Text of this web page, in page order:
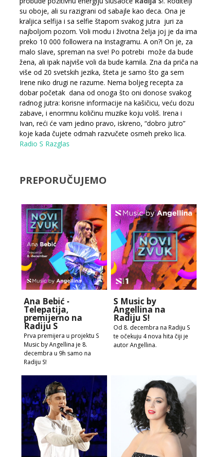
su oboje, ali su razigrani od sabajle kao deca. Ona je
kraljica selfija i sa selfie štapom svakog jutra juri za
najboljom pozom. Voli modu i životna želja joj je da ima
preko 10 000 followera na Instagramu. A on?! On je, za
malo slave, spreman na sve! Po potrebi može da bude
žena, ali ipak najviše voli da bude kamila. Zna da priča na
više od 20 svetskih jezika, šteta je samo što ga sem
Irene niko drugi ne razume. Nema boljeg recepta za
dobar početak dana od onoga što oni donose svakog
radnog jutra: korisne informacije na kašičicu, veću dozu
zabave, i enormnu količinu muzike koju voliš. Irena i
Ivan, reći će vam jedino pravo, iskreno, “dobro jutro”
koje kada čujete odmah razvučete osmeh preko lica.
Radio S Razglas
PREPORUČUJEMO
Ana Bebić -
Telepatija,
premijerno na
Radiju S
Prva premijera u projektu S
Music by Angellina je 8.
decembra u 9h samo na
Radiju S!
S Music by
Angellina na
Radiju S!
Od 8. decembra na Radiju S
te očekuju 4 nova hita čiji je
autor Angellina.